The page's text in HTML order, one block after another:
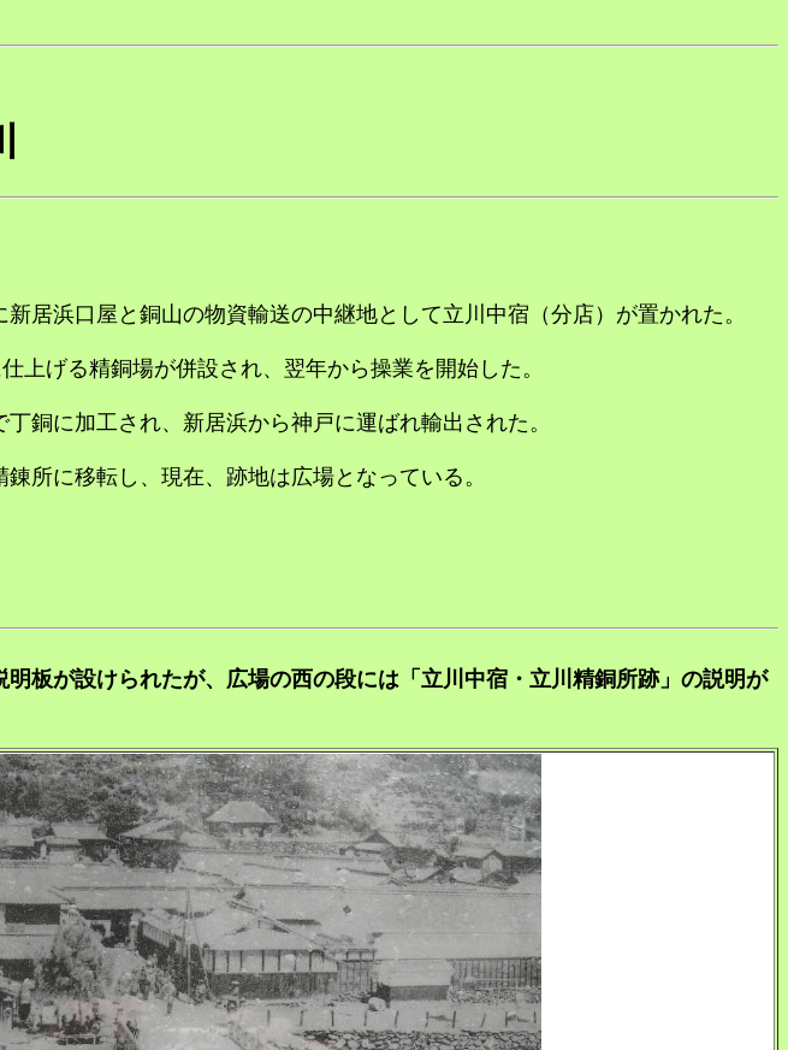
居浜口屋と銅山の物資輸送の中継地として立川中宿（分店）が置かれた。
上げる精銅場が併設され、翌年から操業を開始した。
銅に加工され、新居浜から神戸に運ばれ輸出された。
所に移転し、現在、跡地は広場となっている。
板が設けられたが、広場の西の段には「立川中宿・立川精銅所跡」の説明が